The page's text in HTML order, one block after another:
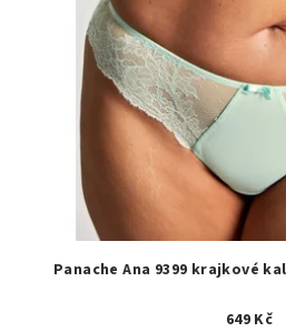
Panache Ana 9399 krajkové
649 Kč